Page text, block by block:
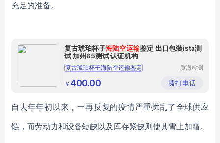
充足的准备。
复古琥珀杯子海陆空运输鉴定 出口包装ista测
试 加州65测试 认证机构
复古琥珀杯子海陆空运输鉴定
海陆空运输鉴定
加州65测试
认证机构
质海检测
圳)有限
公司
￥ 400.00 拨打电话
自去年年初以来，一再反复的疫情严重扰乱了全球供应
链，而劳动力和设备短缺以及库存紧缺则使其雪上加霜。